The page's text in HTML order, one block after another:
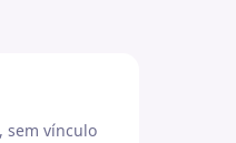
sem vínculo